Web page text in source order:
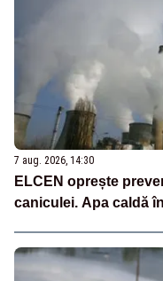
7 aug. 2026, 14:30
ELCEN oprește
caniculei. Apa caldă